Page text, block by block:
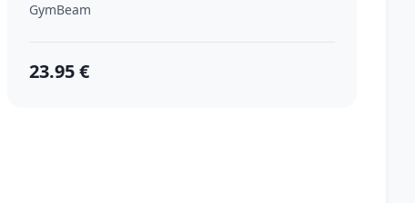
GymBeam
23.95 €